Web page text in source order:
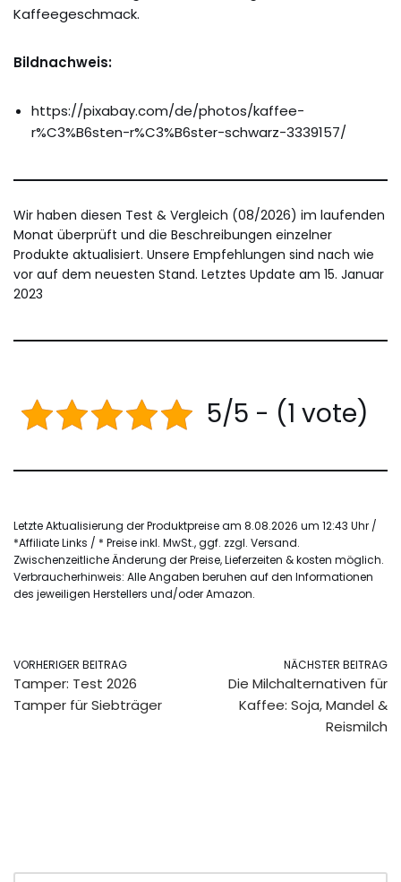
Kaffeegeschmack.
Bildnachweis:
https://pixabay.com/de/photos/kaffee-
r%C3%B6sten-r%C3%B6ster-schwarz-3339157/
Wir haben diesen Test & Vergleich (08/2026) im laufenden
Monat überprüft und die Beschreibungen einzelner
Produkte aktualisiert. Unsere Empfehlungen sind nach wie
vor auf dem neuesten Stand. Letztes Update am 15. Januar
2023
5/5 - (1 vote)
Letzte Aktualisierung der Produktpreise am 8.08.2026 um 12:43 Uhr /
*Affiliate Links / * Preise inkl. MwSt., ggf. zzgl. Versand.
Zwischenzeitliche Änderung der Preise, Lieferzeiten & kosten möglich.
Verbraucherhinweis: Alle Angaben beruhen auf den Informationen
des jeweiligen Herstellers und/oder Amazon.
VORHERIGER BEITRAG
Tamper: Test 2026
Tamper für Siebträger
NÄCHSTER BEITRAG
Die Milchalternativen für
Kaffee: Soja, Mandel &
Reismilch